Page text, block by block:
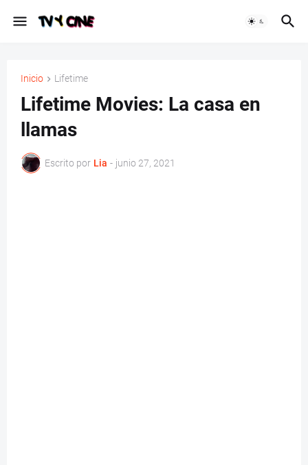
Inicio Lifetime
Lifetime Movies: La casa en
llamas
Escrito por Lia - junio 27, 2021